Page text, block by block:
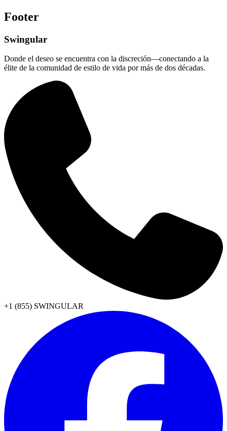
Footer
Swingular
Donde el deseo se encuentra con la discreción—conectando a la
élite de la comunidad de estilo de vida por más de dos décadas.
+1 (855) SWINGULAR